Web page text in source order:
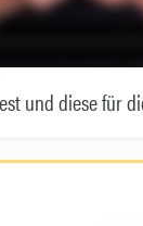
und diese für